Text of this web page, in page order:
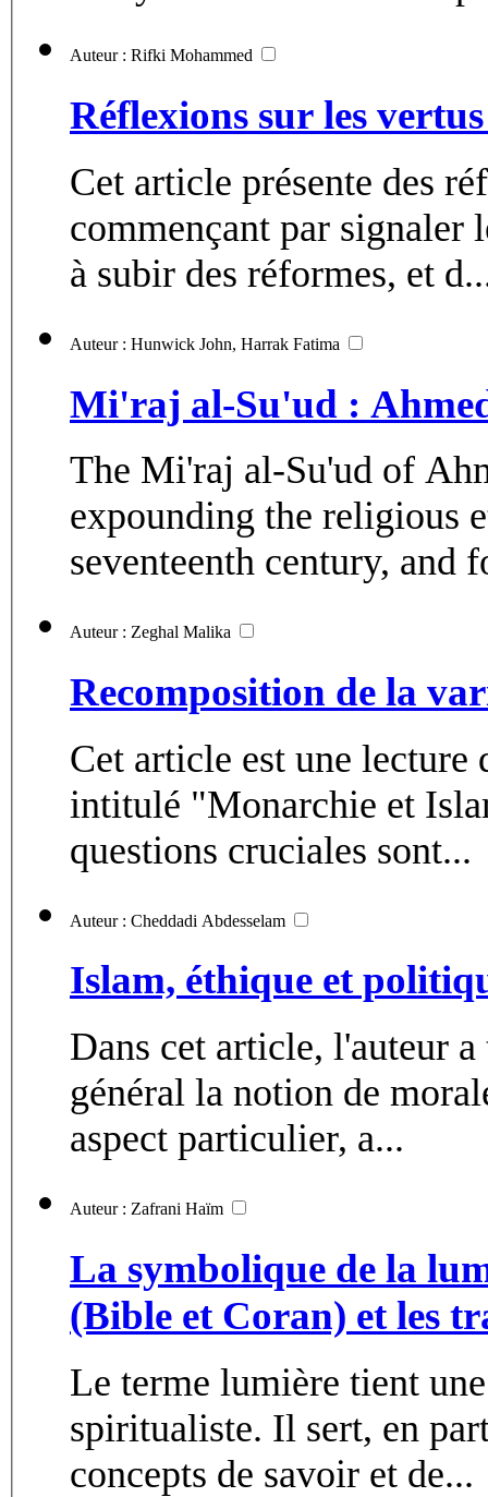
Auteur : Rifki Mohammed
Réflexions sur les
Cet article présente des
commençant par signaler
à subir des réformes, et
Auteur : Hunwick John, Harrak Fatima
Mi'raj al-Su'ud :
The Mi'raj al-Su'ud of
expounding the religious
seventeenth century, and
Auteur : Zeghal Malika
Recomposition de la
Cet article est une lecture
intitulé "Monarchie et
questions cruciales sont...
Auteur : Cheddadi Abdesselam
Islam, éthique et
Dans cet article, l'auteur
général la notion de
aspect particulier, a...
Auteur : Zafrani Haïm
La symbolique de la
(Bible et Coran) et les
Le terme lumière tient
spiritualiste. Il sert, en
concepts de savoir et de...